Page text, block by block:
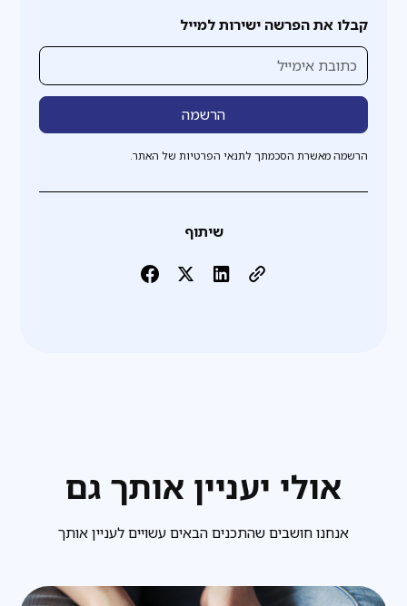
קבלו את הפרשה ישירות למייל
הרשמה מאשרת הסכמתך לתנאי הפרטיות של האתר.
שיתוף
אולי יעניין אותך גם
אנחנו חושבים שהתכנים הבאים עשויים לעניין אותך